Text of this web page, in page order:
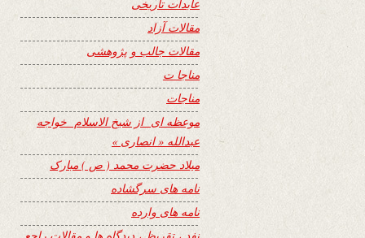
عابدات تاریخی
مقالات آزاد
مقالات جالب و پژوهشی
مناجا ت
مناجات
موعظه ای از شیخ الاسلام خواجه
عبدالله « انصاری »
میلاد حضرت محمد ( ص ) مبارک
نامه های سرگشاده
نامه های وارده